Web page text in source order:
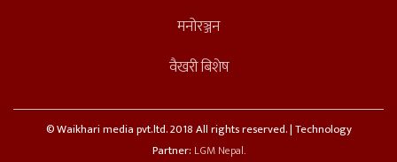
मनोरञ्जन
वैखरी बिशेष
© Waikhari media pvt.ltd. 2018 All rights reserved. | Technology
Partner: LGM Nepal.